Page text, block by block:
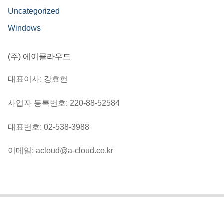
Uncategorized
Windows
(주) 에이클라우드
대표이사: 강효헌
사업자 등록번호: 220-88-52584
대표번호: 02-538-3988
이메일: acloud@a-cloud.co.kr